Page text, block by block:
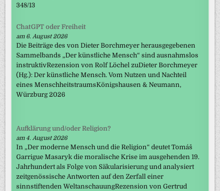
348/13
ChatGPT oder Freiheit
am 6. August 2026
Die Beiträge des von Dieter Borchmeyer herausgegebenen
Sammelbands „Der künstliche Mensch“ sind ausnahmslos
instruktivRezension von Rolf Löchel zuDieter Borchmeyer
(Hg.): Der künstliche Mensch. Vom Nutzen und Nachteil
eines MenschheitstraumsKönigshausen & Neumann,
Würzburg 2026
Aufklärung und/oder Religion?
am 4. August 2026
In „Der moderne Mensch und die Religion“ deutet Tomáš
Garrigue Masaryk die moralische Krise im ausgehenden 19.
Jahrhundert als Folge von Säkularisierung und analysiert
zeitgenössische Antworten auf den Zerfall einer
sinnstiftenden WeltanschauungRezension von Gertrud